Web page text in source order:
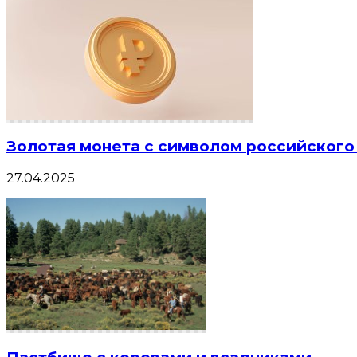
Золотая монета с символом российского
27.04.2025